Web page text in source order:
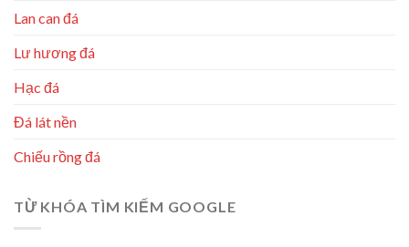
Lan can đá
Lư hương đá
Hạc đá
Đá lát nền
Chiếu rồng đá
TỪ KHÓA TÌM KIẾM GOOGLE